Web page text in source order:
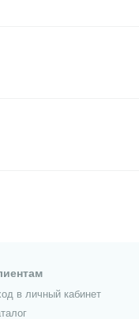
в личный кабинет